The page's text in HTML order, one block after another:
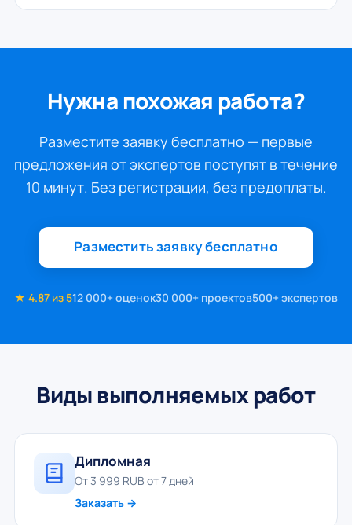
Нужна похожая работа?
Разместите заявку бесплатно — первые
предложения от экспертов поступят в течение
10 минут. Без регистрации, без предоплаты.
Разместить заявку бесплатно
★ 4.87 из 512 000+ оценок30 000+ проектов500+ экспертов
Виды выполняемых работ
Дипломная
От 3 999 RUB от 7 дней
Заказать →